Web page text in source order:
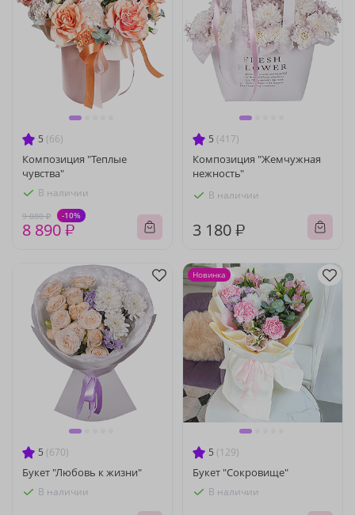
5 (66)
Композиция "Теплые
чувства"
В наличии
9 880 ₽ -10%
8 890 ₽
5 (417)
Композиция "Жемчужная
нежность"
В наличии
3 180 ₽
5 (670)
Букет "Любовь к жизни"
В наличии
5 (129)
Букет "Сокровище"
В наличии
Новинка